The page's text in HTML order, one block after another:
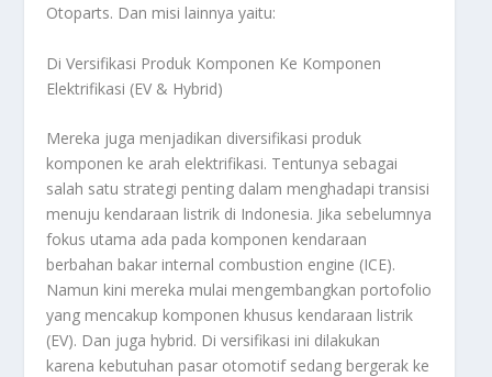
Otoparts. Dan misi lainnya yaitu:
Di Versifikasi Produk Komponen Ke Komponen
Elektrifikasi (EV & Hybrid)
Mereka juga menjadikan diversifikasi produk
komponen ke arah elektrifikasi. Tentunya sebagai
salah satu strategi penting dalam menghadapi transisi
menuju kendaraan listrik di Indonesia. Jika sebelumnya
fokus utama ada pada komponen kendaraan
berbahan bakar internal combustion engine (ICE).
Namun kini mereka mulai mengembangkan portofolio
yang mencakup komponen khusus kendaraan listrik
(EV). Dan juga hybrid. Di versifikasi ini dilakukan
karena kebutuhan pasar otomotif sedang bergerak ke